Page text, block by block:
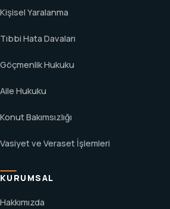
Kişisel Yaralanma
Tıbbi Hata Davaları
Göçmenlik Hukuku
Aile Hukuku
Konut Bakımsızlığı
Vasiyet ve Veraset İşlemleri
KURUMSAL
Hakkımızda